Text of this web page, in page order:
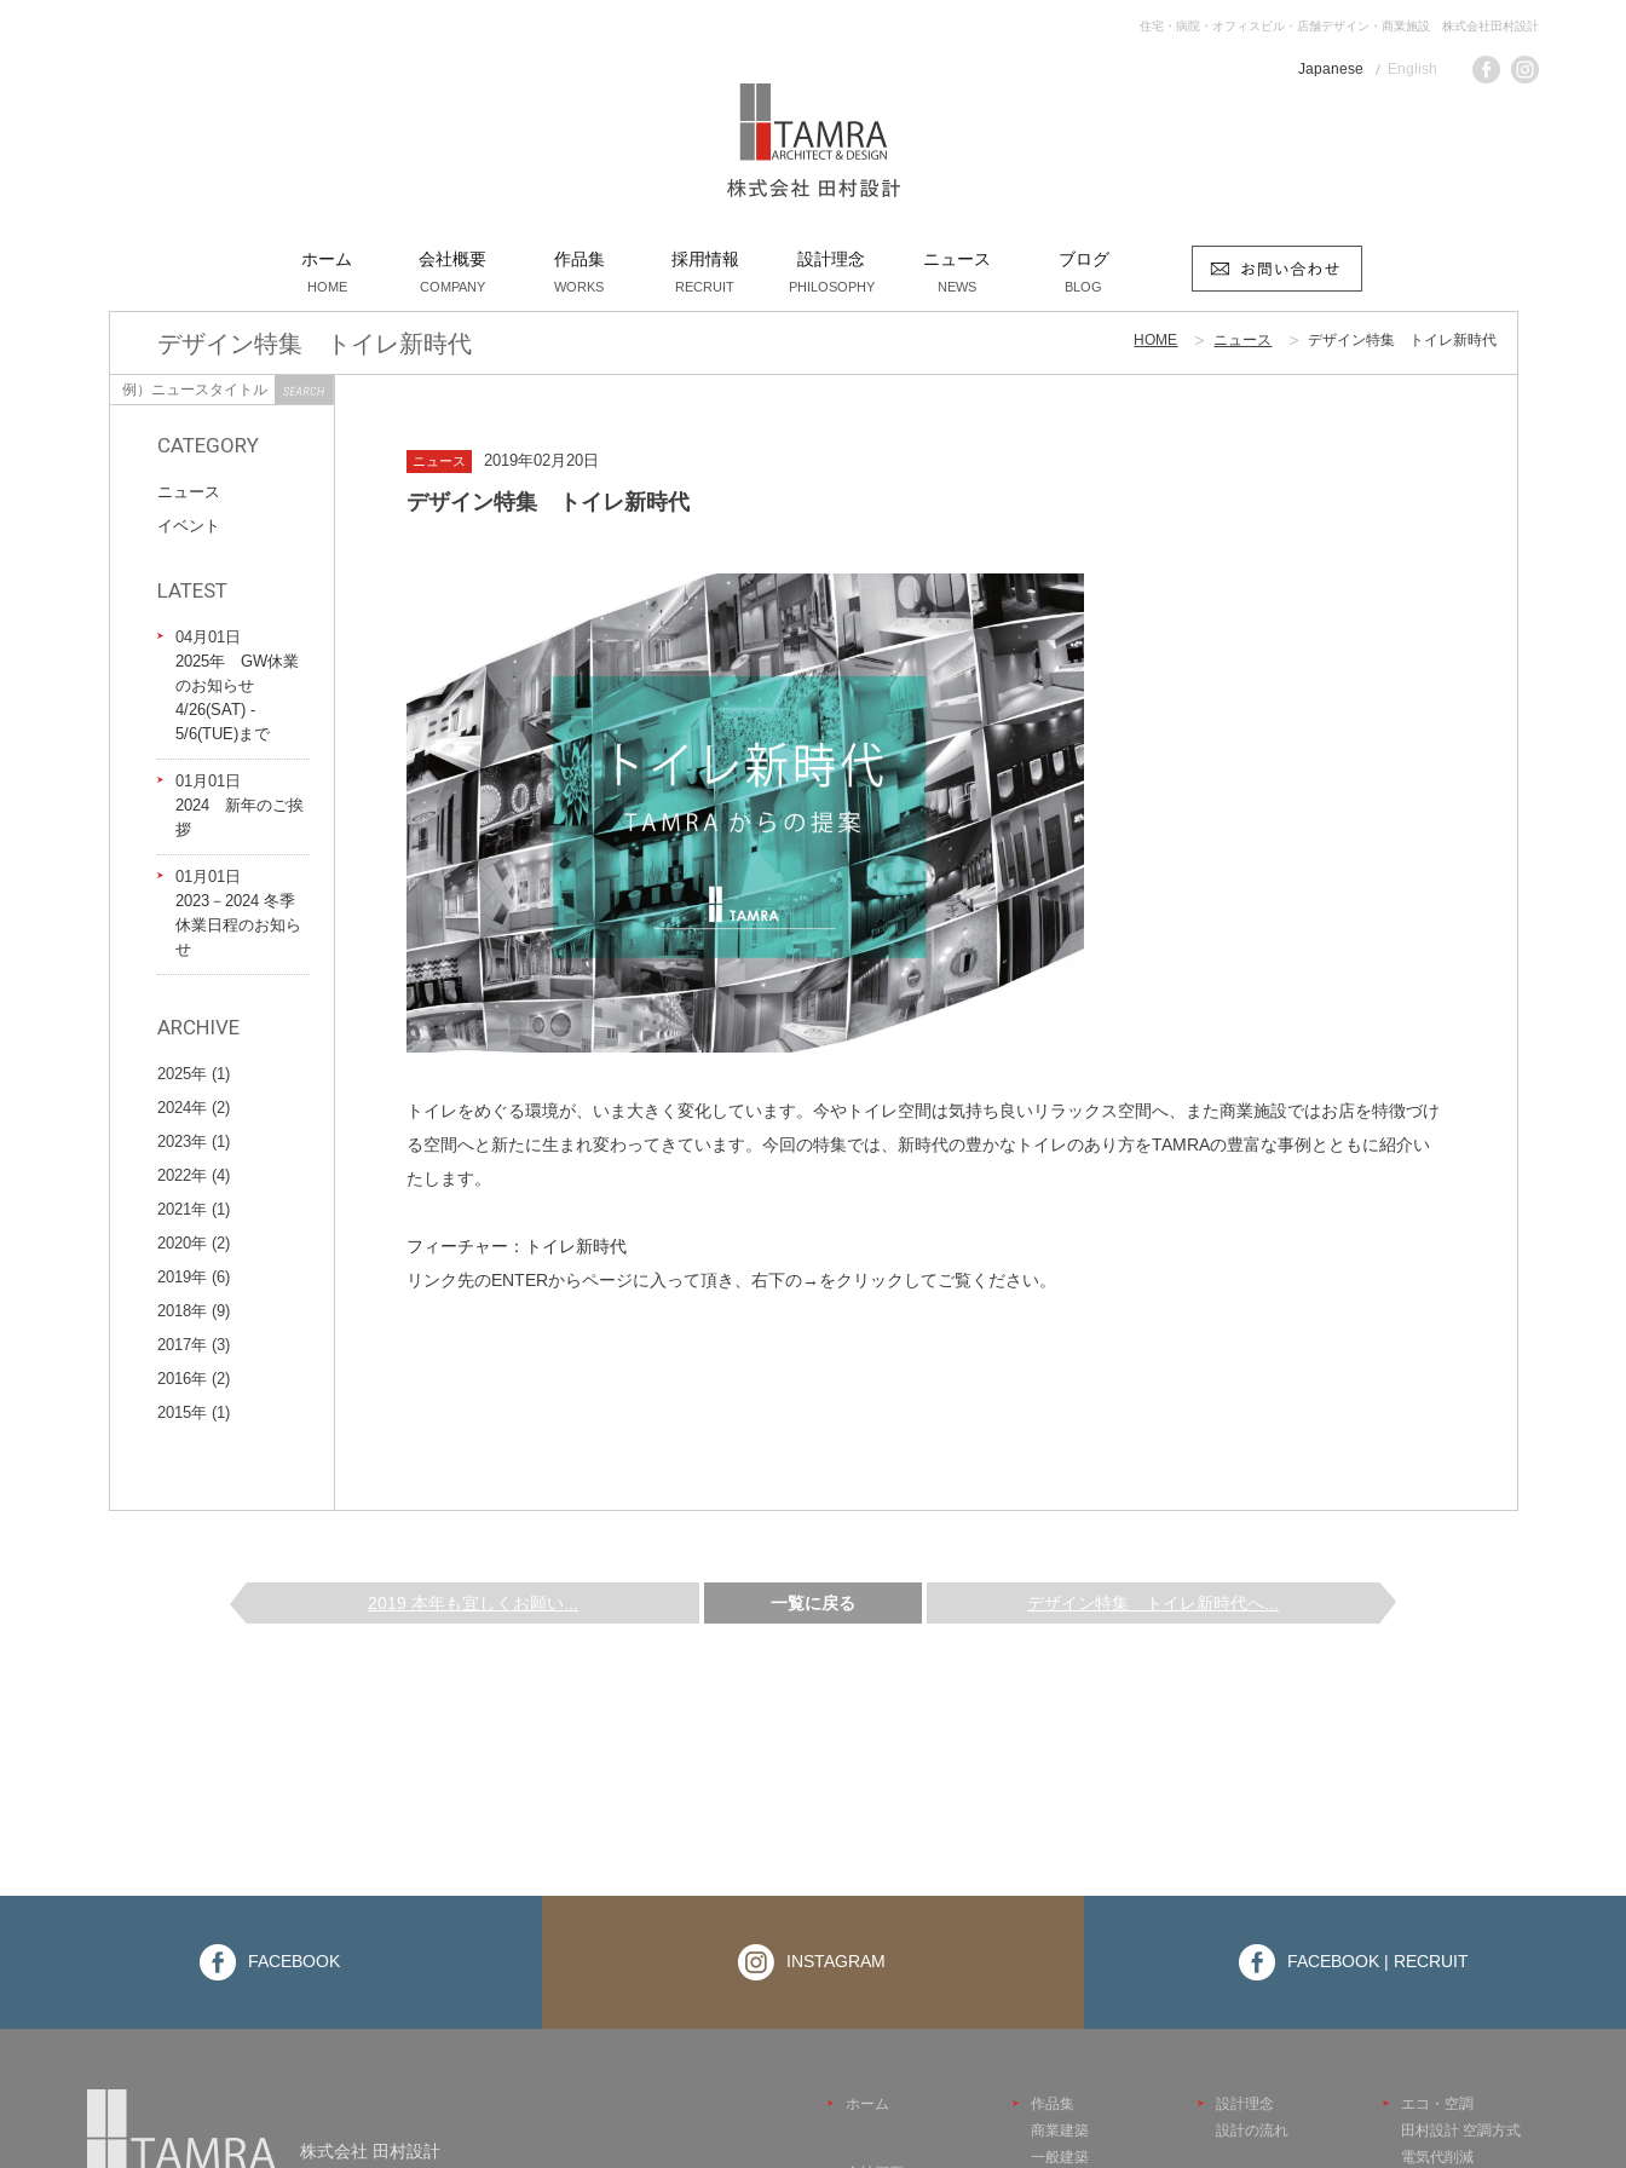
住宅・病院・オフィスビル・店舗デザイン・商業施設 株式会社田村設計
Japanese English
ホーム
HOME
会社概要
COMPANY
作品集
WORKS
採用情報
RECRUIT
設計理念
PHILOSOPHY
ニュース
NEWS
ブログ
BLOG
デザイン特集 トイレ新時代 HOME ニュース デザイン特集 トイレ新時代
CATEGORY
ニュース
イベント
LATEST
04月01日
2025年 GW休業
のお知らせ
4/26(SAT) -
5/6(TUE)まで
01月01日
2024 新年のご挨
拶
01月01日
2023－2024 冬季
休業日程のお知ら
せ
ARCHIVE
2025年 (1)
2024年 (2)
2023年 (1)
2022年 (4)
2021年 (1)
2020年 (2)
2019年 (6)
2018年 (9)
2017年 (3)
2016年 (2)
2015年 (1)
ニュース 2019年02月20日
デザイン特集 トイレ新時代
トイレをめぐる環境が、いま大きく変化しています。今やトイレ空間は気持ち良いリラックス空間へ、また商業施設ではお店を特徴づけ
る空間へと新たに生まれ変わってきています。今回の特集では、新時代の豊かなトイレのあり方をTAMRAの豊富な事例とともに紹介い
たします。
フィーチャー：トイレ新時代
リンク先のENTERからページに入って頂き、右下の→をクリックしてご覧ください。
2019 本年も宜しくお願い... 一覧に戻る デザイン特集 トイレ新時代へ...
FACEBOOK INSTAGRAM FACEBOOK | RECRUIT
株式会社 田村設計
ホーム
作品集
商業建築
一般建築
設計理念
設計の流れ
エコ・空調
田村設計 空調方式
電気代削減